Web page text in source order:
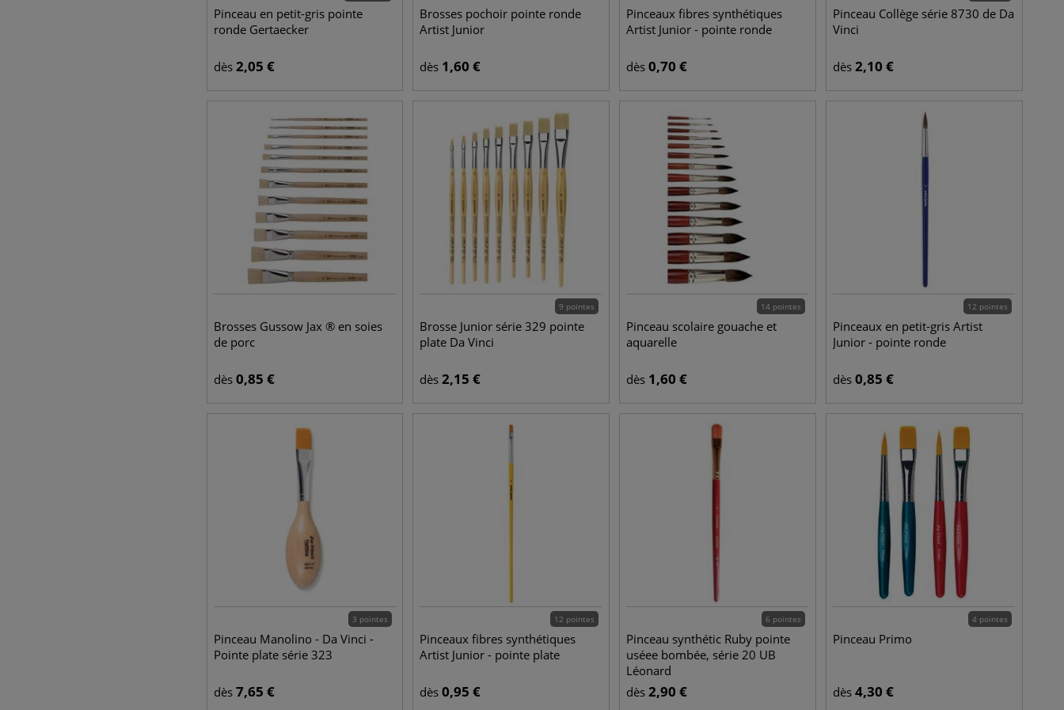
Pinceau en petit-gris pointe
ronde Gertaecker
dès 2,05 €
Brosses pochoir pointe ronde
Artist Junior
dès 1,60 €
Pinceaux fibres synthétiques
Artist Junior - pointe ronde
dès 0,70 €
Pinceau Collège série 8730 de Da
Vinci
dès 2,10 €
Brosses Gussow Jax ® en soies
de porc
dès 0,85 €
9 pointes
Brosse Junior série 329 pointe
plate Da Vinci
dès 2,15 €
14 pointes
Pinceau scolaire gouache et
aquarelle
dès 1,60 €
12 pointes
Pinceaux en petit-gris Artist
Junior - pointe ronde
dès 0,85 €
3 pointes
Pinceau Manolino - Da Vinci -
Pointe plate série 323
dès 7,65 €
12 pointes
Pinceaux fibres synthétiques
Artist Junior - pointe plate
dès 0,95 €
6 pointes
Pinceau synthétic Ruby pointe
uséee bombée, série 20 UB
Léonard
dès 2,90 €
4 pointes
Pinceau Primo
dès 4,30 €